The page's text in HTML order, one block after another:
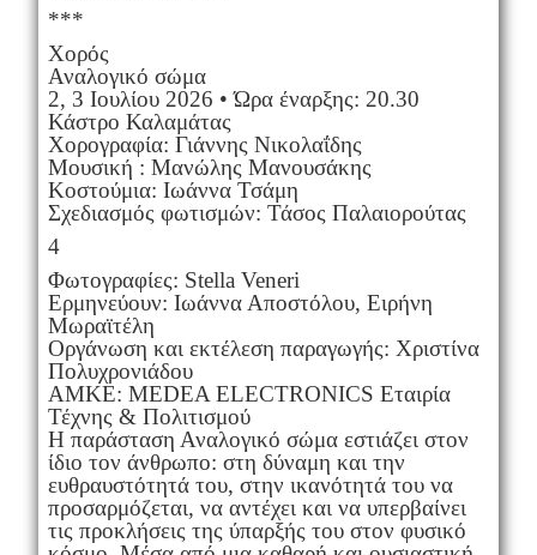
***
Χορός
Αναλογικό σώμα
2, 3 Ιουλίου 2026 • Ώρα έναρξης: 20.30
Κάστρο Καλαμάτας
Χορογραφία: Γιάννης Νικολαΐδης
Μουσική : Μανώλης Μανουσάκης
Κοστούμια: Ιωάννα Τσάμη
Σχεδιασμός φωτισμών: Τάσος Παλαιορούτας
4
Φωτογραφίες: Stella Veneri
Ερμηνεύουν: Ιωάννα Αποστόλου, Ειρήνη
Μωραϊτέλη
Οργάνωση και εκτέλεση παραγωγής: Χριστίνα
Πολυχρονιάδου
ΑΜΚΕ: MEDEA ELECTRONICS Εταιρία
Τέχνης & Πολιτισμού
Η παράσταση Αναλογικό σώμα εστιάζει στον
ίδιο τον άνθρωπο: στη δύναμη και την
ευθραυστότητά του, στην ικανότητά του να
προσαρμόζεται, να αντέχει και να υπερβαίνει
τις προκλήσεις της ύπαρξής του στον φυσικό